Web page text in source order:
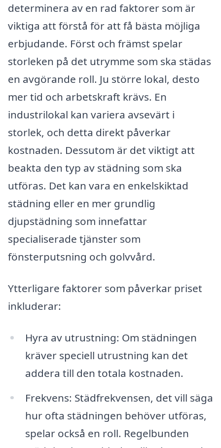
determinera av en rad faktorer som är
viktiga att förstå för att få bästa möjliga
erbjudande. Först och främst spelar
storleken på det utrymme som ska städas
en avgörande roll. Ju större lokal, desto
mer tid och arbetskraft krävs. En
industrilokal kan variera avsevärt i
storlek, och detta direkt påverkar
kostnaden. Dessutom är det viktigt att
beakta den typ av städning som ska
utföras. Det kan vara en enkelskiktad
städning eller en mer grundlig
djupstädning som innefattar
specialiserade tjänster som
fönsterputsning och golvvård.
Ytterligare faktorer som påverkar priset
inkluderar:
Hyra av utrustning: Om städningen
kräver speciell utrustning kan det
addera till den totala kostnaden.
Fre­k­vens: Städfrekvensen, det vill säga
hur ofta städningen behöver utföras,
spelar också en roll. Regelbunden